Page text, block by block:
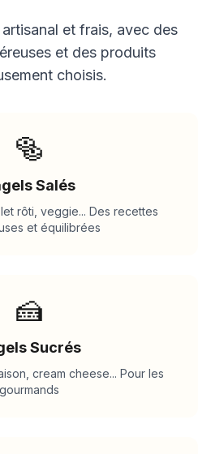
et frais, avec des
et des produits
choisis.
🥯
Salés
rôti, veggie... Des recettes
et équilibrées
🍰
Sucrés
cream cheese... Pour les
gourmands